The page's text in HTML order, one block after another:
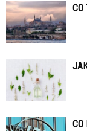
CO
CO